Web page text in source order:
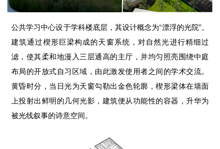
公共学习中心设于学科楼底层，其设计概念为“漂浮的光院”。
建筑通过楔形巨梁构成的天窗系统，对自然光进行精细过
滤，使其柔和地漫入三层通高的主厅，并均匀照亮围绕中庭
布局的开放式自习区域，由此激发使用者之间的学术交流。
黄昏时分，当日光为天窗勾勒出金色轮廓，楔形梁体在墙面
上投射出鲜明的几何光影，建筑便从功能性的容器，升华为
被光线叙事的诗意空间。